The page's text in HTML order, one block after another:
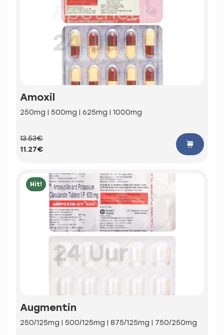
Amoxil
250mg | 500mg | 625mg | 1000mg
13.53€
11.27€
Hit!
Augmentin
250/125mg | 500/125mg | 875/125mg | 750/250mg